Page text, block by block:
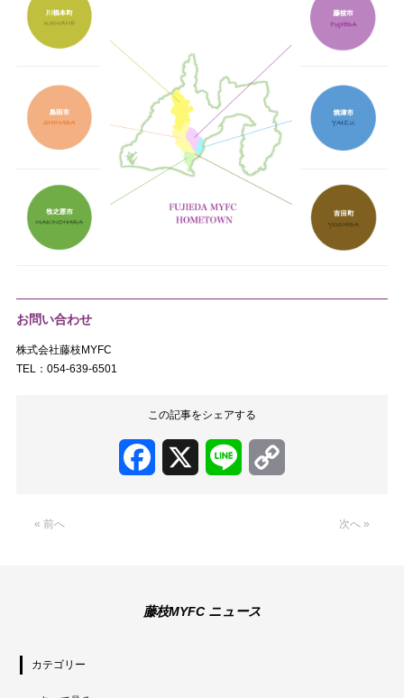
お問い合わせ
株式会社藤枝MYFC
TEL：054-639-6501
この記事をシェアする
Facebook Line
« 前へ 次へ »
藤枝MYFC ニュース
カテゴリー